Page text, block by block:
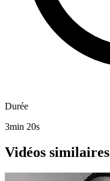
Durée
3min 20s
Vidéos similaires